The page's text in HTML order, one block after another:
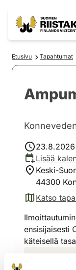
Etusivu Tapahtumat
Lisää
Keski-
44300
Katso
(avautuu
ensisijaisesti
käteisellä